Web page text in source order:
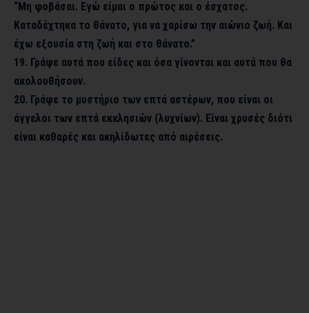
“Μη φοβάσαι. Εγώ είμαι ο πρώτος και ο έσχατος.
Καταδέχτηκα το θάνατο, για να χαρίσω την αιώνιο ζωή. Και
έχω εξουσία στη ζωή και στο θάνατο.”
19. Γράψε αυτά που είδες και όσα γίνονται και αυτά που θα
ακολουθήσουν.
20. Γράψε το μυστήριο των επτά αστέρων, που είναι οι
άγγελοι των επτά εκκλησιών (λυχνίων). Είναι χρυσές διότι
είναι καθαρές και ακηλίδωτες από αιρέσεις.